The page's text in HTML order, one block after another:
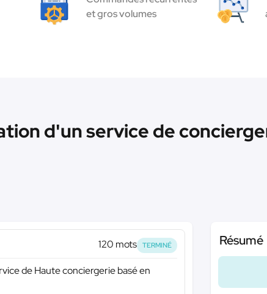
et gros volumes
d'un service de
120 mots TERMINÉ
de Haute conciergerie basé en
Résumé